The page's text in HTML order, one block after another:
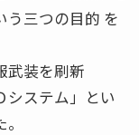
う三つの目的 を
武装を刷新
システム」とい